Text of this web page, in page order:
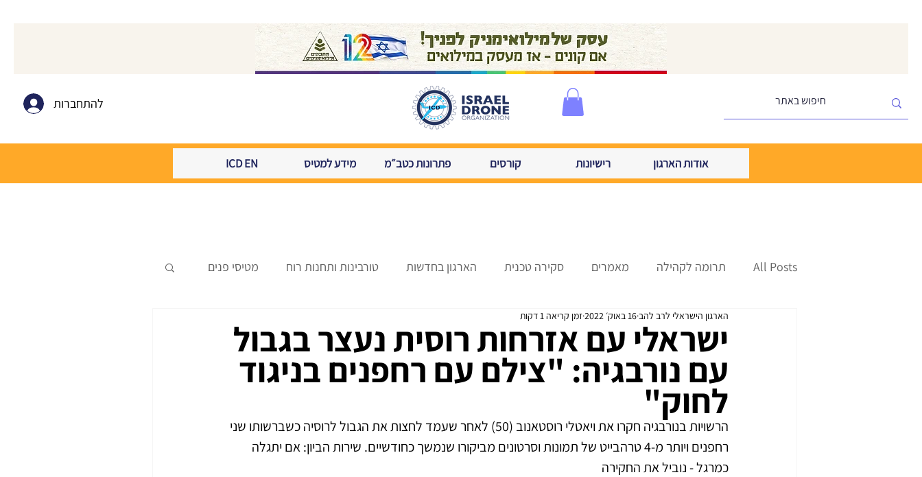
להתחברות
אודות הארגון רישיונות קורסים פתרונות כטב״מ מידע למטיס ICD EN
All Posts תרומה לקהילה מאמרים סקירה טכנית הארגון בחדשות טורבינות ותחנות רוח מטיסי פנים
כנפי הברזל עדכוני רת״א מידול עדכונים שוטפים
ישראלי עם אזרחות רוסית נעצר בגבול
עם נורבגיה: "צילם עם רחפנים בניגוד
לחוק"
הארגון הישראלי לרב להב16 באוק׳ 2022 זמן קריאה 1 דקות
הרשויות בנורבגיה חקרו את ויאטלי רוסטאנוב (50) לאחר שעמד לחצות את הגבול לרוסיה כשברשותו שני
רחפנים ויותר מ-4 טרהבייט של תמונות וסרטונים מביקורו שנמשך כחודשיים. שירות הביון: אם יתגלה
כמרגל - נוביל את החקירה